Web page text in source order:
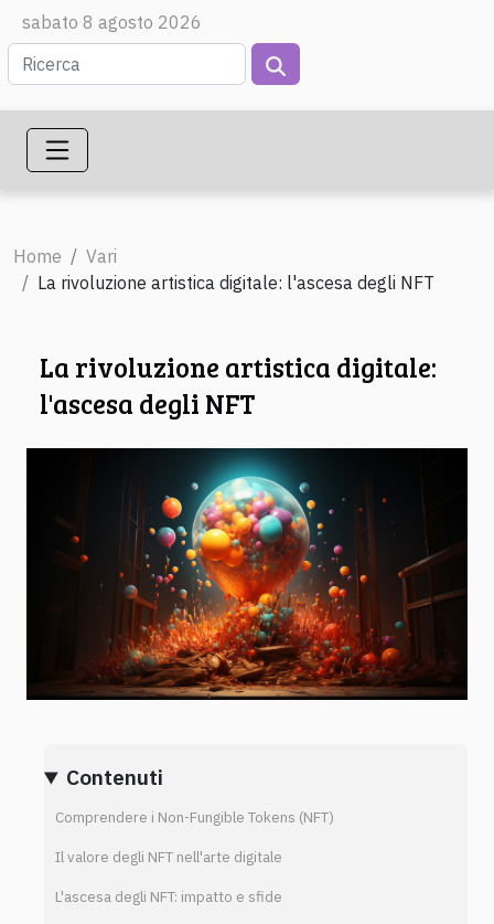
sabato 8 agosto 2026
Home
Vari
La rivoluzione artistica digitale: l'ascesa degli NFT
La rivoluzione artistica digitale:
l'ascesa degli NFT
Contenuti
Comprendere i Non-Fungible Tokens (NFT)
Il valore degli NFT nell'arte digitale
L'ascesa degli NFT: impatto e sfide